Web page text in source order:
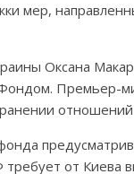
мер,
Оксана
Премьер-
от Киева